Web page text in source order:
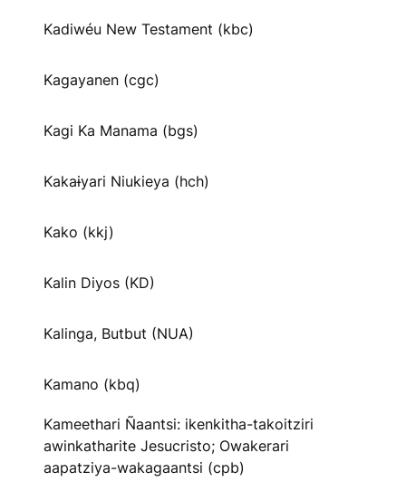
Kadiwéu New Testament (kbc)
Kagayanen (cgc)
Kagi Ka Manama (bgs)
Kakaɨyari Niukieya (hch)
Kako (kkj)
Kalin Diyos (KD)
Kalinga, Butbut (NUA)
Kamano (kbq)
Kameethari Ñaantsi: ikenkitha-takoitziri
awinkatharite Jesucristo; Owakerari
aapatziya-wakagaantsi (cpb)